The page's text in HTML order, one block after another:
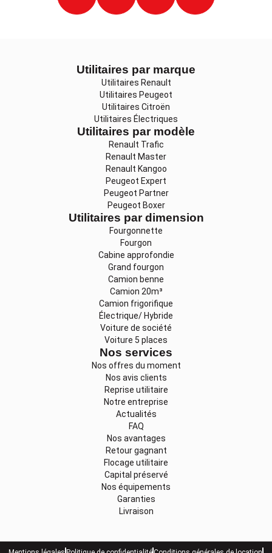
Utilitaires par marque
Utilitaires Renault
Utilitaires Peugeot
Utilitaires Citroën
Utilitaires Électriques
Utilitaires par modèle
Renault Trafic
Renault Master
Renault Kangoo
Peugeot Expert
Peugeot Partner
Peugeot Boxer
Utilitaires par dimension
Fourgonnette
Fourgon
Cabine approfondie
Grand fourgon
Camion benne
Camion 20m³
Camion frigorifique
Électrique/ Hybride
Voiture de société
Voiture 5 places
Nos services
Nos offres du moment
Nos avis clients
Reprise utilitaire
Notre entreprise
Actualités
FAQ
Nos avantages
Retour gagnant
Flocage utilitaire
Capital préservé
Nos équipements
Garanties
Livraison